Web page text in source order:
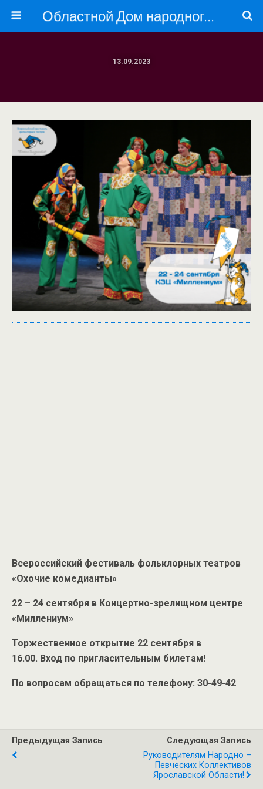
Областной Дом народного творчества
13.09.2023
Всероссийский фестиваль фольклорных театров
«Охочие комедианты»
22 – 24 сентября в Концертно-зрелищном центре
«Миллениум»
Торжественное открытие 22 сентября в
16.00. Вход по пригласительным билетам!
По вопросам обращаться по телефону: 30-49-42
Предыдущая Запись
Следующая Запись
Руководителям Народно –
Певческих Коллективов
Ярославской Области!